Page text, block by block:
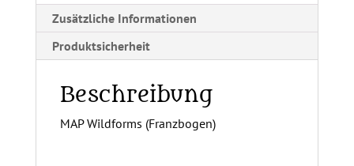
e
:
Zusätzliche Informationen
Produktsicherheit
Beschreibung
MAP Wildforms (Franzbogen)